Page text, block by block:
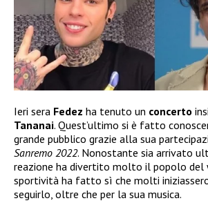
Ieri sera Fedez ha tenuto un concerto
Tananai. Quest’ultimo si è fatto
grande pubblico grazie alla sua
Sanremo 2022. Nonostante sia arrivato
reazione ha divertito molto il popolo del
sportività ha fatto sì che molti
seguirlo, oltre che per la sua musica.